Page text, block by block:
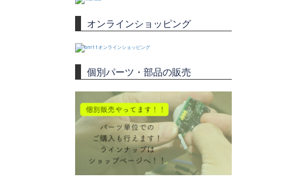
オンラインショッピング
個別パーツ・部品の販売